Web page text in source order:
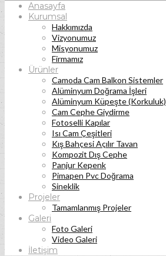
Anasayfa
Kurumsal
Hakkımızda
Vizyonumuz
Misyonumuz
Firmamız
Ürünler
Camoda Cam Balkon Sistemler
Alüminyum Doğrama İşleri
Alüminyum Küpeşte (Korkuluk)
Cam Cephe Giydirme
Fotoselli Kapılar
Isı Cam Çeşitleri
Kış Bahçesi Açılır Tavan
Kompozit Dış Cephe
Panjur Kepenk
Pimapen Pvc Doğrama
Sineklik
Projeler
Tamamlanmış Projeler
Galeri
Foto Galeri
Video Galeri
İletişim